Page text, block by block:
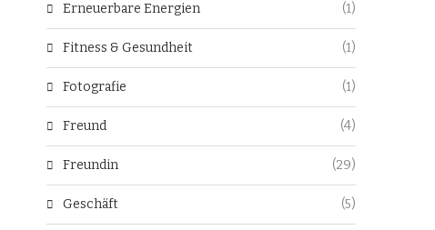
Erneuerbare Energien (1)
Fitness & Gesundheit (1)
Fotografie (1)
Freund (4)
Freundin (29)
Geschäft (5)